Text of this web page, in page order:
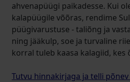
ahvenapüügi paikadesse. Kui
kalapüügile võõras, rendime
püügivarustuse - taliõng ja
ning jääkulp, soe ja turvaline
korral tuleb kaasa kalagiid, kes
Tutvu hinnakirjaga ja telli